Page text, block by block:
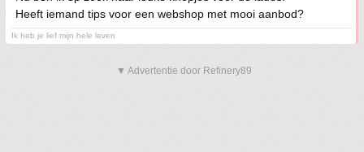
Heeft iemand tips voor een webshop met mooi aanbod?
Ik heb je lief mijn hele leven
▼ Advertentie door Refinery89